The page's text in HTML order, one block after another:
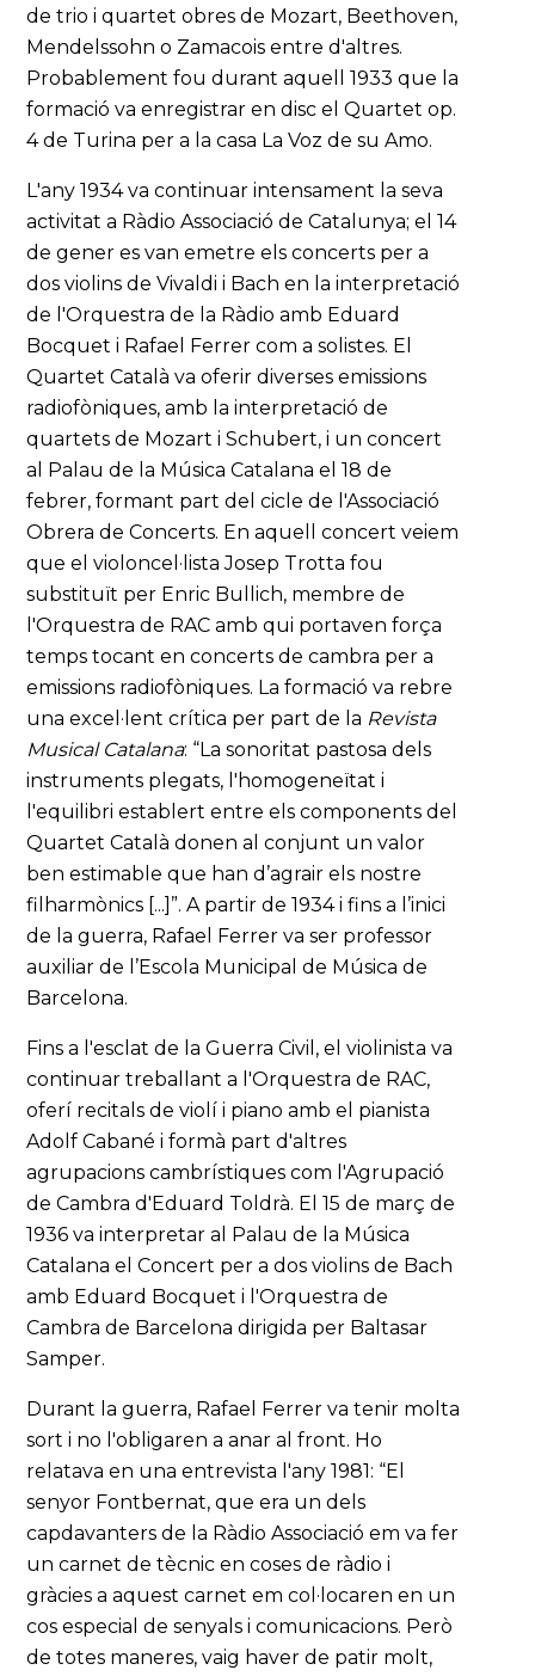
de trio i quartet obres de Mozart, Beethoven,
Mendelssohn o Zamacois entre d'altres.
Probablement fou durant aquell 1933 que la
formació va enregistrar en disc el Quartet op.
4 de Turina per a la casa La Voz de su Amo.
L'any 1934 va continuar intensament la seva
activitat a Ràdio Associació de Catalunya; el 14
de gener es van emetre els concerts per a
dos violins de Vivaldi i Bach en la interpretació
de l'Orquestra de la Ràdio amb Eduard
Bocquet i Rafael Ferrer com a solistes. El
Quartet Català va oferir diverses emissions
radiofòniques, amb la interpretació de
quartets de Mozart i Schubert, i un concert
al Palau de la Música Catalana el 18 de
febrer, formant part del cicle de l'Associació
Obrera de Concerts. En aquell concert veiem
que el violoncel·lista Josep Trotta fou
substituït per Enric Bullich, membre de
l'Orquestra de RAC amb qui portaven força
temps tocant en concerts de cambra per a
emissions radiofòniques. La formació va rebre
una excel·lent crítica per part de la Revista
Musical Catalana: “La sonoritat pastosa dels
instruments plegats, l'homogeneïtat i
l'equilibri establert entre els components del
Quartet Català donen al conjunt un valor
ben estimable que han d’agrair els nostre
filharmònics [...]”. A partir de 1934 i fins a l’inici
de la guerra, Rafael Ferrer va ser professor
auxiliar de l’Escola Municipal de Música de
Barcelona.
Fins a l'esclat de la Guerra Civil, el violinista va
continuar treballant a l'Orquestra de RAC,
oferí recitals de violí i piano amb el pianista
Adolf Cabané i formà part d'altres
agrupacions cambrístiques com l'Agrupació
de Cambra d'Eduard Toldrà. El 15 de març de
1936 va interpretar al Palau de la Música
Catalana el Concert per a dos violins de Bach
amb Eduard Bocquet i l'Orquestra de
Cambra de Barcelona dirigida per Baltasar
Samper.
Durant la guerra, Rafael Ferrer va tenir molta
sort i no l'obligaren a anar al front. Ho
relatava en una entrevista l'any 1981: “El
senyor Fontbernat, que era un dels
capdavanters de la Ràdio Associació em va fer
un carnet de tècnic en coses de ràdio i
gràcies a aquest carnet em col·locaren en un
cos especial de senyals i comunicacions. Però
de totes maneres, vaig haver de patir molt,